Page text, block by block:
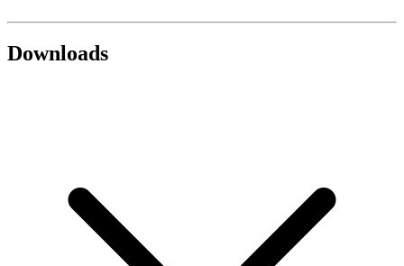
Downloads